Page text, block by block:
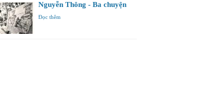
Nguyễn Thông - Ba chuyện
Đọc thêm